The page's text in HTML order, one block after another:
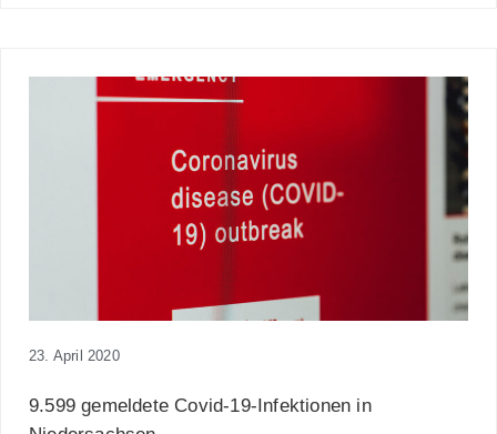
23. April 2020
9.599 gemeldete Covid-19-Infektionen in